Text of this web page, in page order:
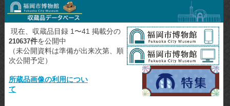
現在、収蔵品目録 1〜41 掲載分の
210637件を公開中
（未公開資料は準備が出来次第、順
次公開予定）
所蔵品画像の利用につい
て